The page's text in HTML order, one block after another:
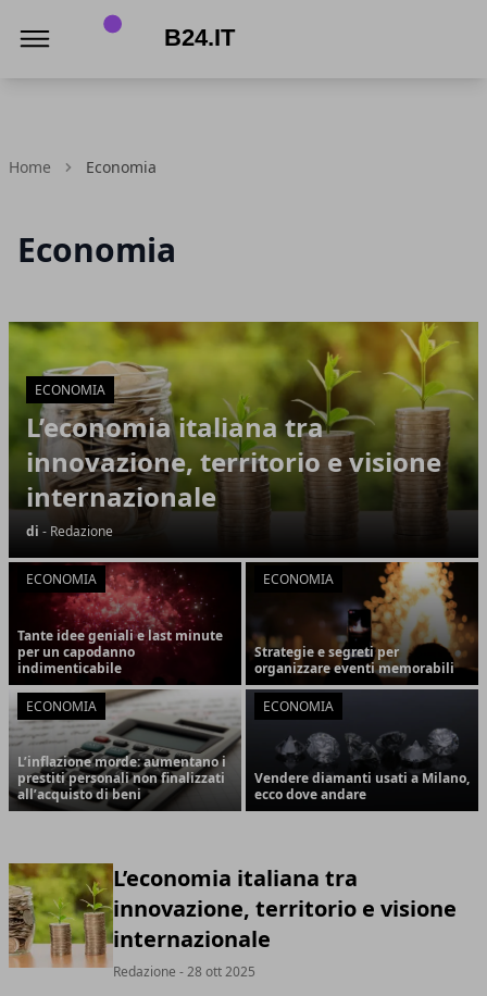
Home Economia
Economia
Articoli in Evidenza
ECONOMIA
L’economia italiana tra
innovazione, territorio e visione
internazionale
di - Redazione
ECONOMIA
Tante idee geniali e last minute
per un capodanno
indimenticabile
ECONOMIA
Strategie e segreti per
organizzare eventi memorabili
ECONOMIA
L’inflazione morde: aumentano i
prestiti personali non finalizzati
all’acquisto di beni
ECONOMIA
Vendere diamanti usati a Milano,
ecco dove andare
L’economia italiana tra
innovazione, territorio e visione
internazionale
Redazione - 28 ott 2025